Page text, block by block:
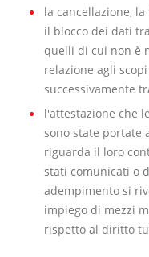
la cancellazione,
il blocco dei dati
quelli di cui non è
relazione agli
successivamente
l'attestazione che
sono state portate
riguarda il loro
stati comunicati o
adempimento si
impiego di mezzi
rispetto al diritto